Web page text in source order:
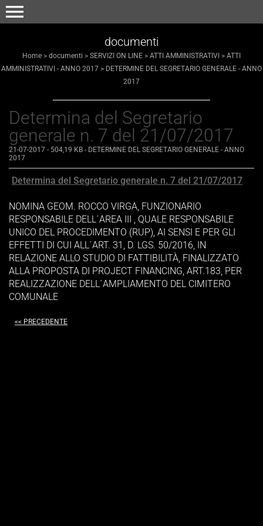
menu
documenti
Home > documenti > SERVIZI ON LINE > ATTI AMMINISTRATIVI > ATTI
AMMINISTRATIVI - ANNO 2017 > DETERMINE DEL SEGRETARIO GENERALE - ANNO
2017
Determina del Segretario
generale n. 7 del 21/07/2017
21-07-2017 - 504,19 KB - DETERMINE DEL SEGRETARIO GENERALE - ANNO
2017
Determina del Segretario generale n. 7 del 21/07/2017
NOMINA GEOM. ROCCO VIRGA, FUNZIONARIO
RESPONSABILE DELL´AREA III , QUALE RESPONSABILE
UNICO DEL PROCEDIMENTO (RUP), AI SENSI E PER GLI
EFFETTI DI CUI ALL´ART. 31, D. LGS. 50/2016, IN
RELAZIONE ALLO STUDIO DI FATTIBILITÀ, FINALIZZATO
ALLA PROPOSTA DI PROJECT FINANCING, ART.183, PER
REALIZZAZIONE DELL´AMPLIAMENTO DEL CIMITERO
COMUNALE
<< PRECEDENTE